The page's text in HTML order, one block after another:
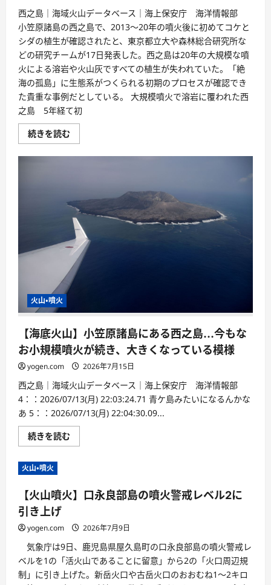
西之島｜海域火山データベース｜海上保安庁 海洋情報部
小笠原諸島の西之島で、2013～20年の噴火後に初めてコケと
シダの植生が確認されたと、東京都立大や森林総合研究所な
どの研究チームが17日発表した。西之島は20年の大規模な噴
火による溶岩や火山灰ですべての植生が失われていた。「絶
海の孤島」に生態系がつくられる初期のプロセスが確認でき
た貴重な事例だとしている。 大規模噴火で溶岩に覆われた西
之島 5年経て初
続きを読む
火山・噴火
【海底火山】小笠原諸島にある西之島…今もな
お小規模噴火が続き、大きくなっている模様
yogen.com 2026年7月15日
西之島｜海域火山データベース｜海上保安庁 海洋情報部
4：：2026/07/13(月) 22:03:24.71 青ケ島みたいになるんかな
あ 5：：2026/07/13(月) 22:04:30.09...
続きを読む
火山・噴火
【火山噴火】口永良部島の噴火警戒レベル2に
引き上げ
yogen.com 2026年7月9日
気象庁は9日、鹿児島県屋久島町の口永良部島の噴火警戒レ
ベルを1の「活火山であることに留意」から2の「火口周辺規
制」に引き上げた。新岳火口や古岳火口のおおむね1〜2キロ